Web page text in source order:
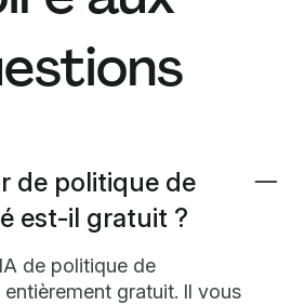
et la protection de leurs
la gouvernance interne des
personnelles et
de protéger la vie privée,
de politique de
est-il gratuit ?
de politique de
gratuit. Il vous